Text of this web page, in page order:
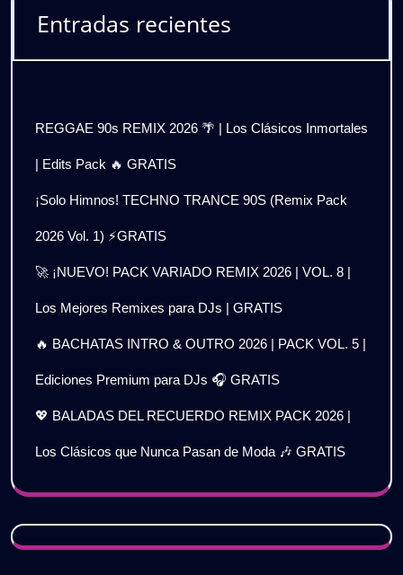
Entradas recientes
REGGAE 90s REMIX 2026 🌴 | Los Clásicos Inmortales
| Edits Pack 🔥 GRATIS
¡Solo Himnos! TECHNO TRANCE 90S (Remix Pack
2026 Vol. 1) ⚡GRATIS
🚀 ¡NUEVO! PACK VARIADO REMIX 2026 | VOL. 8 |
Los Mejores Remixes para DJs | GRATIS
🔥 BACHATAS INTRO & OUTRO 2026 | PACK VOL. 5 |
Ediciones Premium para DJs 🎧 GRATIS
💖 BALADAS DEL RECUERDO REMIX PACK 2026 |
Los Clásicos que Nunca Pasan de Moda 🎶 GRATIS